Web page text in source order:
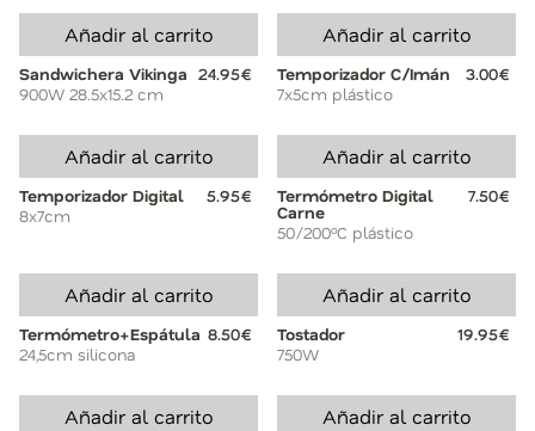
Añadir al carrito
Sandwichera Vikinga
24.95€
900W 28.5x15.2 cm
Añadir al carrito
Temporizador C/Imán
3.00€
7x5cm plástico
Añadir al carrito
Temporizador Digital
5.95€
8x7cm
Añadir al carrito
Termómetro Digital
Carne
7.50€
50/200ºC plástico
Añadir al carrito
Termómetro+Espátula 8.50€
24,5cm silicona
Añadir al carrito
Tostador
19.95€
750W
Añadir al carrito Añadir al carrito